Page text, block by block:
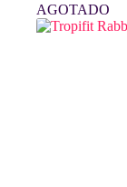
AGOTADO